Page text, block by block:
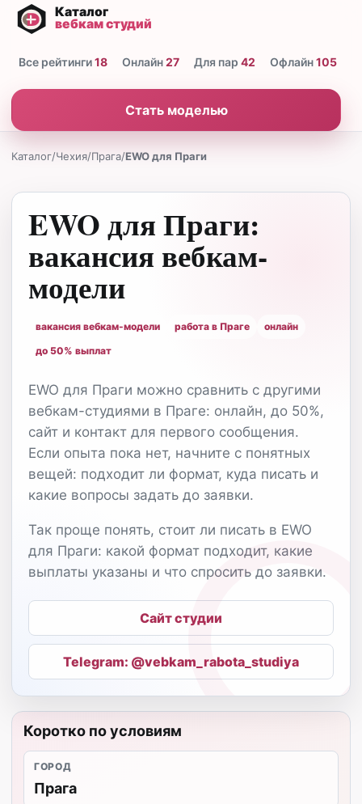
Все рейтинги18 Онлайн27 Для пар 42 Офлайн105
Стать моделью
Каталог/Чехия/Прага/EWO для Праги
EWO для Праги:
вакансия вебкам-
модели
вакансия вебкам-модели работа в Праге
онлайн
до 50% выплат
EWO для Праги можно сравнить с другими
вебкам-студиями в Праге: онлайн, до 50%,
сайт и контакт для первого сообщения.
Если опыта пока нет, начните с понятных
вещей: подходит ли формат, куда писать и
какие вопросы задать до заявки.
Так проще понять, стоит ли писать в EWO
для Праги: какой формат подходит, какие
выплаты указаны и что спросить до заявки.
Сайт студии
Telegram: @vebkam_rabota_studiya
Коротко по условиям
ГОРОД
Прага